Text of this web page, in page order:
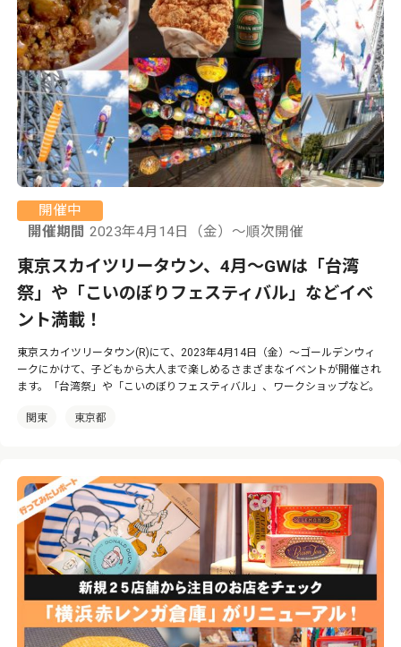
開催中
開催期間 2023年4月14日（金）〜順次開催
東京スカイツリータウン、4月〜GWは「台湾
祭」や「こいのぼりフェスティバル」などイベ
ント満載！
東京スカイツリータウン(R)にて、2023年4月14日（金）〜ゴールデンウィ
ークにかけて、子どもから大人まで楽しめるさまざまなイベントが開催され
ます。「台湾祭」や「こいのぼりフェスティバル」、ワークショップなど。
関東 東京都